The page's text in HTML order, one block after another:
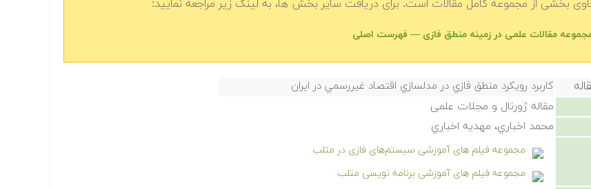
بخشی از مجموعه کامل مقالات است. برای دریافت سایر بخش ها، به لینک زیر مراجعه نمایید:
مجموعه مقالات علمی در زمینه منطق فازی — فهرست اصلی
کاربرد رويکرد منطق فازي در مدلسازي اقتصاد غيررسمي در ايران
مقاله ژورنال و مجلات علمی
محمد اخباري، مهديه اخباري
مجموعه فیلم های آموزشی سیستم‌های فازی در متلب
مجموعه فیلم های آموزشی برنامه نویسی متلب